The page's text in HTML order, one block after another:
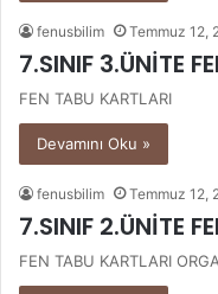
fenusbilim Temmuz 12,
7.SINIF 3.ÜNİTE
FEN TABU KARTLARI
Devamını Oku »
fenusbilim Temmuz 12,
7.SINIF 2.ÜNİTE
FEN TABU KARTLARI